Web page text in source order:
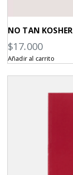
NO TAN KOSHER
$17.000
Añadir al carrito